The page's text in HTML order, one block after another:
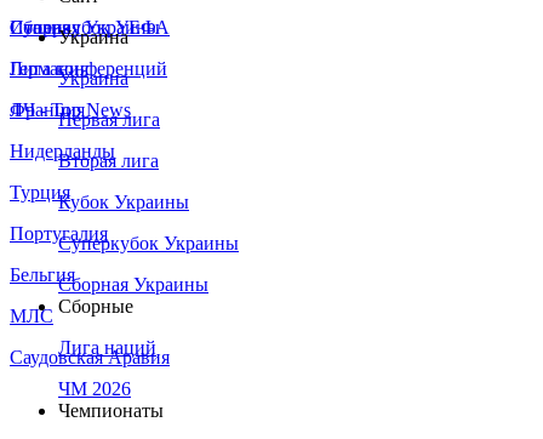
Сборная Украины
Италия
Германия
Франция
Нидерланды
Турция
Португалия
Бельгия
МЛС
Саудовская Аравия
Суперкубок УЕФА
Лига конференций
ЛЧ - Top News
Украина
Украина
Первая лига
Вторая лига
Кубок Украины
Суперкубок Украины
Сборная Украины
Сборные
Лига наций
ЧМ 2026
Чемпионаты